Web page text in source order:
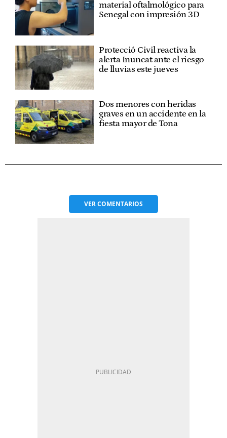
material oftalmológico para
Senegal con impresión 3D
Protecció Civil reactiva la
alerta Inuncat ante el riesgo
de lluvias este jueves
Dos menores con heridas
graves en un accidente en la
fiesta mayor de Tona
VERCOMENTARIOS